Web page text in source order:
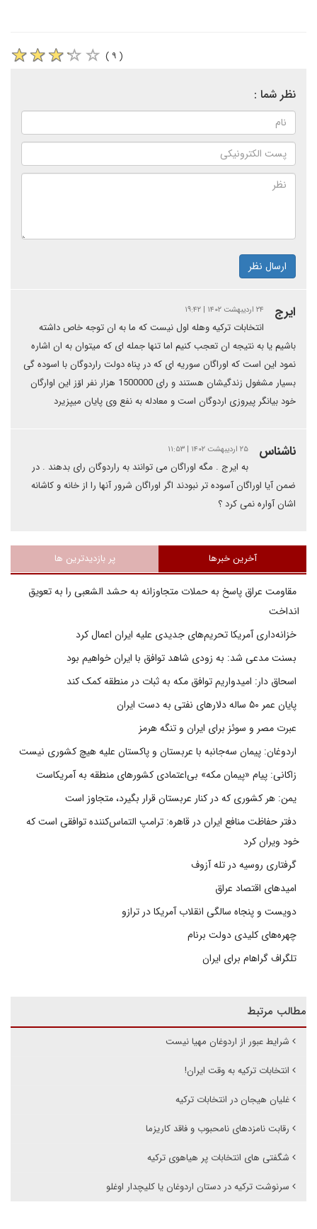
( ۹ )
نظر شما :
ارسال نظر
ايرج ۲۴ اردیبهشت ۱۴۰۲ | ۱۹:۴۲
انتخابات ترکیه وهله اول نیست که ما به ان توجه خاص داشته‌
باشیم یا به‌ نتیجه ان تعجب کنیم اما تنها جمله ای که میتوان به ان اشاره
نمود این است که اوراگان سوریه اى که در پناه دولت راردوگان با اسوده گى
بسیار مشغول زندگیشان هستند و راى 1500000 هزار نفر اۆز این اوارگان
خود بیانگر پیروزى اردوگان است و معادله به‌ نفع وی پایان میپزیرد
ناشناس ۲۵ اردیبهشت ۱۴۰۲ | ۱۱:۵۳
به ایرج . مگه اوراگان می توانند به راردوگان رای بدهند . در
ضمن آیا اوراگان آسوده تر نبودند اگر اوراگان شرور آنها را از خانه و کاشانه
اشان آواره نمی کرد ؟
آخرین خبرها پر بازدیدترین ها
مقاومت عراق پاسخ به حملات متجاوزانه به حشد الشعبی را به تعویق
انداخت
خزانه‌داری آمریکا تحریم‌های جدیدی علیه ایران اعمال کرد
بسنت مدعی شد: به زودی شاهد توافق با ایران خواهیم بود
اسحاق دار: امیدواریم توافق مکه به ثبات در منطقه کمک کند
پایان عمر ۵۰ ساله دلارهای نفتی به دست ایران
عبرت مصر و سوئز برای ایران و تنگه هرمز
اردوغان: پیمان سه‌جانبه با عربستان و پاکستان علیه هیچ کشوری نیست
زاکانی: پیام «پیمان مکه» بی‌اعتمادی کشورهای منطقه به آمریکاست
یمن: هر کشوری که در کنار عربستان قرار بگیرد، متجاوز است
دفتر حفاظت منافع ایران در قاهره: ترامپ التماس‌کننده توافقی است که
خود ویران کرد
گرفتاری روسیه در تله آزوف
امیدهای اقتصاد عراق
دویست و پنجاه سالگی انقلاب آمریکا در ترازو
چهره‌های کلیدی دولت برنام
تلگراف گراهام برای ایران
مطالب مرتبط
شرایط عبور از اردوغان مهیا نیست
انتخابات ترکیه به وقت ایران!
غلیان هیجان در انتخابات ترکیه
رقابت نامزدهای نامحبوب و فاقد کاریزما
شگفتی های انتخابات پر هیاهوی ترکیه
سرنوشت ترکیه در دستان اردوغان یا کلیچدار اوغلو